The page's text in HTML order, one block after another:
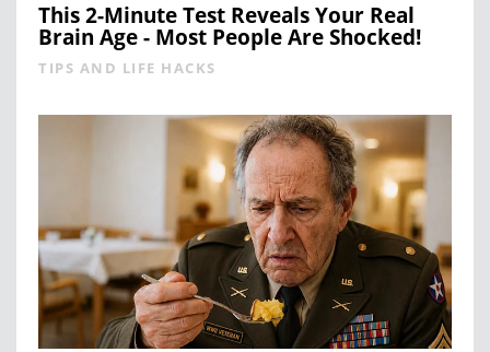
This 2-Minute Test Reveals Your Real
Brain Age - Most People Are Shocked!
TIPS AND LIFE HACKS